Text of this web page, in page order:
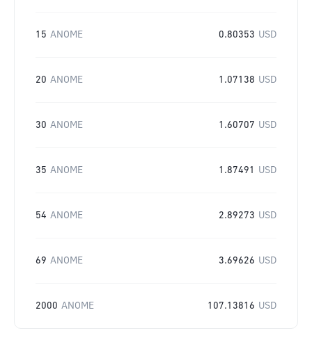
15 ANOME 0.80353 USD
20 ANOME 1.07138 USD
30 ANOME 1.60707 USD
35 ANOME 1.87491 USD
54 ANOME 2.89273 USD
69 ANOME 3.69626 USD
2000 ANOME 107.13816 USD